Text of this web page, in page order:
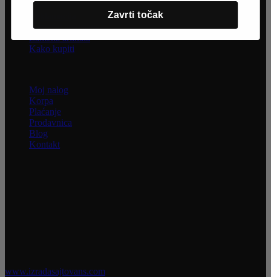
Dostava
Povraćaj sredstava
Zamena artikala
Kako kupiti
Moj nalog
Korpa
Plaćanje
Prodavnica
Blog
Kontakt
www.izradasajtovans.com
Zavrti točak